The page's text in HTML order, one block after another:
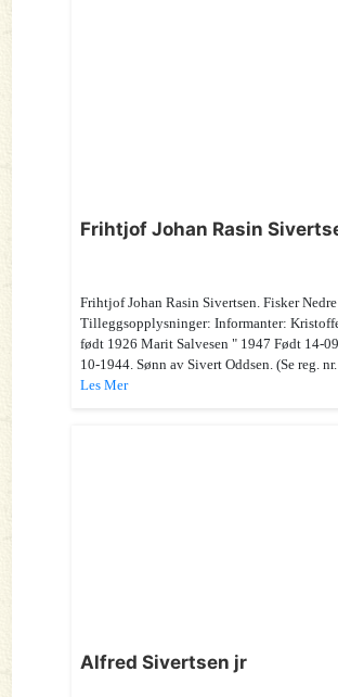
Frihtjof Johan Rasin
Frihtjof Johan Rasin Sivertsen. Fisker
Tilleggsopplysninger: Informanter:
født 1926 Marit Salvesen " 1947 Født 14-
10-1944. Sønn av Sivert Oddsen. (Se reg.
Les Mer
Alfred Sivertsen jr